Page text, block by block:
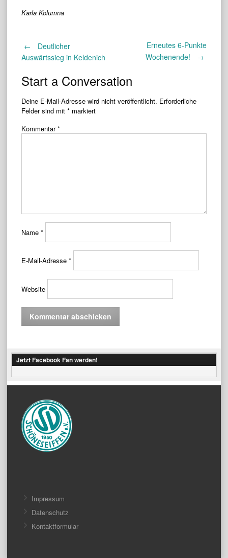
Karla Kolumna
Post
navigation
←
Deutlicher
Auswärtssieg in Keldenich
Erneutes 6-Punkte
Wochenende!
→
Start a Conversation
Deine E-Mail-Adresse wird nicht veröffentlicht. Erforderliche
Felder sind mit * markiert
Kommentar*
Name *
E-Mail-Adresse *
Website
Jetzt Facebook Fan werden!
Impressum
Datenschutz
Kontaktformular